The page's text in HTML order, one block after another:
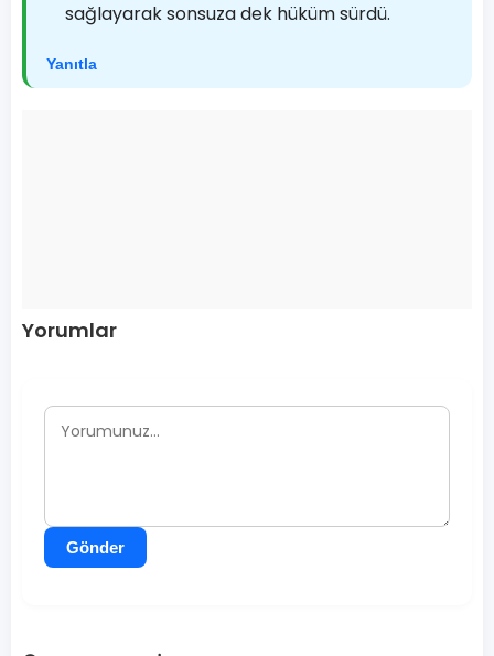
sağlayarak sonsuza dek hüküm sürdü.
Yanıtla
Yorumlar
Gönder